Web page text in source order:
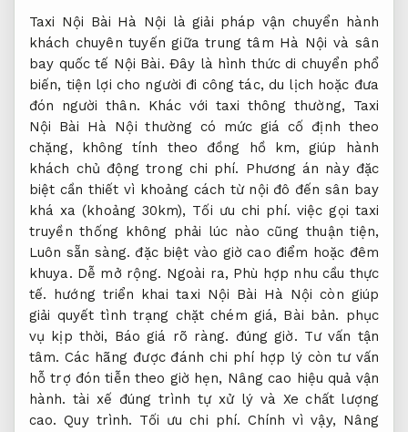
Taxi Nội Bài Hà Nội là giải pháp vận chuyển hành
khách chuyên tuyến giữa trung tâm Hà Nội và sân
bay quốc tế Nội Bài. Đây là hình thức di chuyển phổ
biến, tiện lợi cho người đi công tác, du lịch hoặc đưa
đón người thân. Khác với taxi thông thường, Taxi
Nội Bài Hà Nội thường có mức giá cố định theo
chặng, không tính theo đồng hồ km, giúp hành
khách chủ động trong chi phí. Phương án này đặc
biệt cần thiết vì khoảng cách từ nội đô đến sân bay
khá xa (khoảng 30km), Tối ưu chi phí. việc gọi taxi
truyền thống không phải lúc nào cũng thuận tiện,
Luôn sẵn sàng. đặc biệt vào giờ cao điểm hoặc đêm
khuya. Dễ mở rộng. Ngoài ra, Phù hợp nhu cầu thực
tế. hướng triển khai taxi Nội Bài Hà Nội còn giúp
giải quyết tình trạng chặt chém giá, Bài bản. phục
vụ kịp thời, Báo giá rõ ràng. đúng giờ. Tư vấn tận
tâm. Các hãng được đánh chi phí hợp lý còn tư vấn
hỗ trợ đón tiễn theo giờ hẹn, Nâng cao hiệu quả vận
hành. tài xế đúng trình tự xử lý và Xe chất lượng
cao.Quy trình. Tối ưu chi phí. Chính vì vậy, Nâng